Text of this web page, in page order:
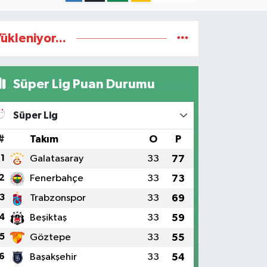
Süper Lig Puan Durumu
Süper Lig
Takım O P
1 Galatasaray 33 77
Fenerbahçe 33 73
3 Trabzonspor 33 69
Beşiktaş 33 59
5 Göztepe 33 55
Başakşehir 33 54